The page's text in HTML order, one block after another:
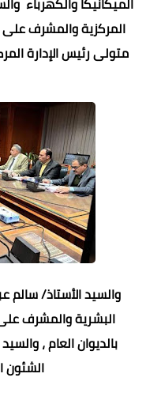
المركزية والمشرف على
متولى رئيس الإدارة
والسيد الأستاذ/ سالم
البشرية والمشرف على
بالديوان العام ،
الشئون